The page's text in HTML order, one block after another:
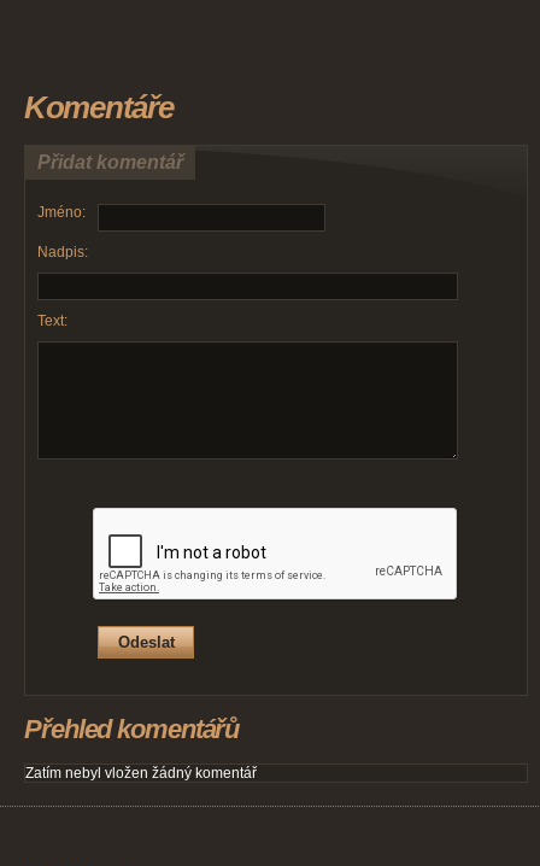
Komentáře
Přidat komentář
Jméno:
Nadpis:
Text:
Přehled komentářů
Zatím nebyl vložen žádný komentář